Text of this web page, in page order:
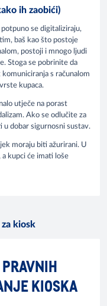
ih zaobići)
se digitaliziraju,
baš kao što postoje
postoji i mnogo ljudi
Stoga se pobrinite da
s računalom
kupaca.
utječe na porast
Ako se odlučite za
u dobar sigurnosni sustav.
moraju biti ažurirani. U
kupci će imati loše
kiosk
KIOSKA